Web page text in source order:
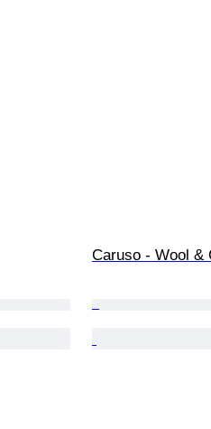
Caruso - Wool &